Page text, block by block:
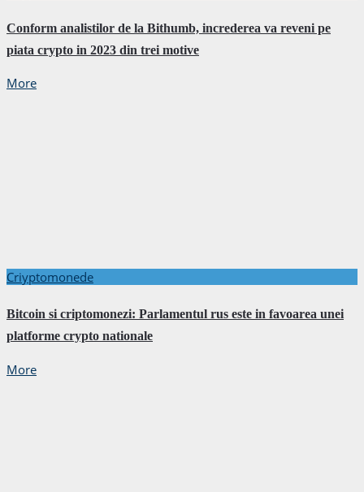
Conform analistilor de la Bithumb, increderea va reveni pe
piata crypto in 2023 din trei motive
More
Criyptomonede
Bitcoin si criptomonezi: Parlamentul rus este in favoarea unei
platforme crypto nationale
More